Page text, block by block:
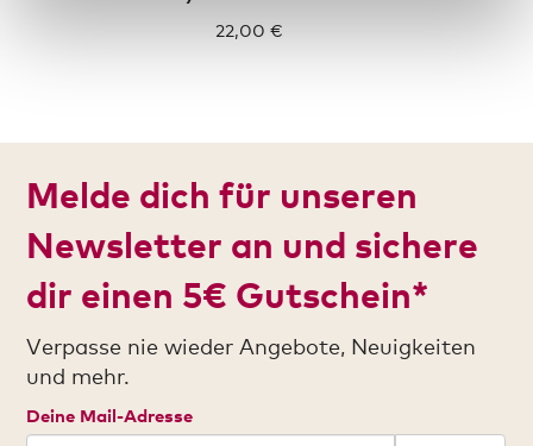
22,00 €
Melde dich für unseren
Newsletter an und sichere
dir einen 5€ Gutschein*
Verpasse nie wieder Angebote, Neuigkeiten
und mehr.
Deine Mail-Adresse